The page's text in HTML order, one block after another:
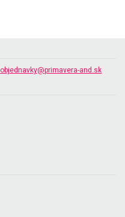
objednavky@primavera-and.sk